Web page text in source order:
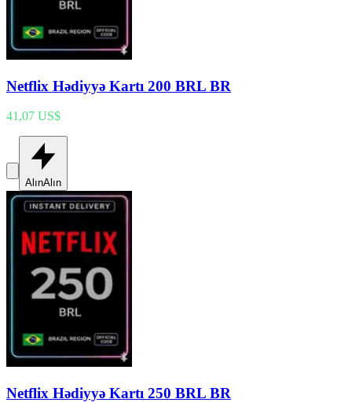
Netflix Hədiyyə Kartı 200 BRL BR
41,07 US$
AlınAlın
Netflix Hədiyyə Kartı 250 BRL BR